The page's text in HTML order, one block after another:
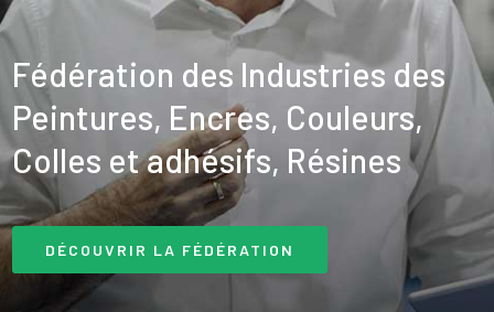
Fédération des Industries des
Peintures, Encres, Couleurs,
Colles et adhésifs, Résines
DÉCOUVRIR LA FÉDÉRATION